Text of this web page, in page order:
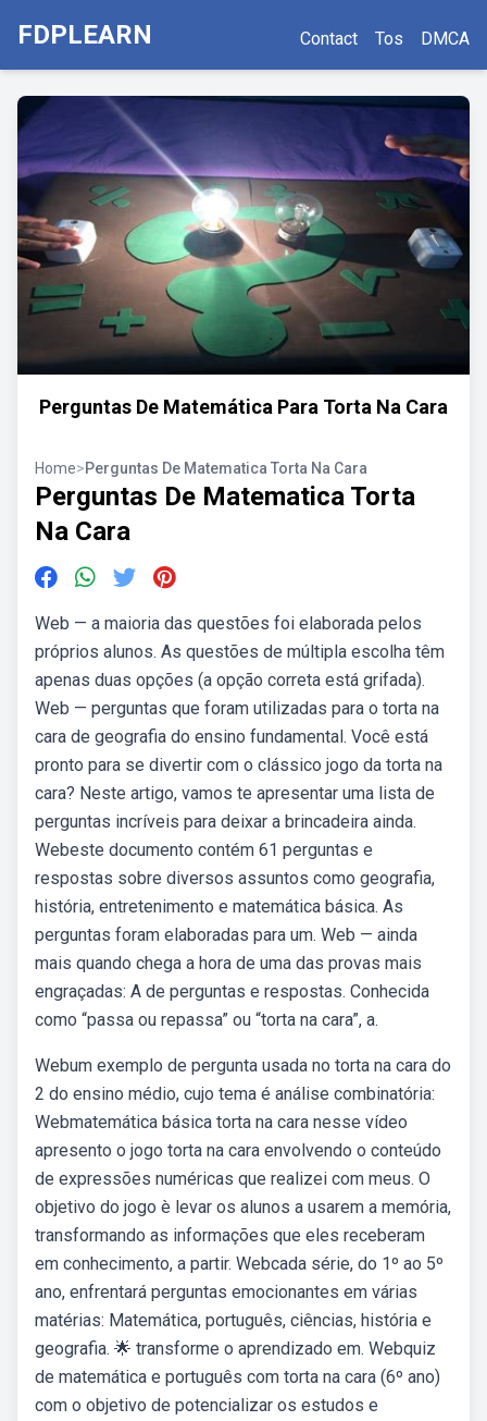
FDPLEARN Contact Tos DMCA
Perguntas De Matemática Para Torta Na Cara
Home>Perguntas De Matematica Torta Na Cara
Perguntas De Matematica Torta
Na Cara
Web — a maioria das questões foi elaborada pelos
próprios alunos. As questões de múltipla escolha têm
apenas duas opções (a opção correta está grifada).
Web — perguntas que foram utilizadas para o torta na
cara de geografia do ensino fundamental. Você está
pronto para se divertir com o clássico jogo da torta na
cara? Neste artigo, vamos te apresentar uma lista de
perguntas incríveis para deixar a brincadeira ainda.
Webeste documento contém 61 perguntas e
respostas sobre diversos assuntos como geografia,
história, entretenimento e matemática básica. As
perguntas foram elaboradas para um. Web — ainda
mais quando chega a hora de uma das provas mais
engraçadas: A de perguntas e respostas. Conhecida
como “passa ou repassa” ou “torta na cara”, a.
Webum exemplo de pergunta usada no torta na cara do
2 do ensino médio, cujo tema é análise combinatória:
Webmatemática básica torta na cara nesse vídeo
apresento o jogo torta na cara envolvendo o conteúdo
de expressões numéricas que realizei com meus. O
objetivo do jogo è levar os alunos a usarem a memória,
transformando as informações que eles receberam
em conhecimento, a partir. Webcada série, do 1º ao 5º
ano, enfrentará perguntas emocionantes em várias
matérias: Matemática, português, ciências, história e
geografia. 🌟 transforme o aprendizado em. Webquiz
de matemática e português com torta na cara (6º ano)
com o objetivo de potencializar os estudos e